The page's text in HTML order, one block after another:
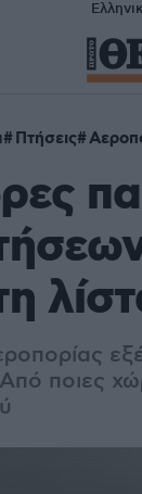
Πτήσεις
ποιες